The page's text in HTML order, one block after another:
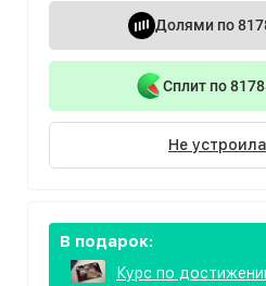
Долями по
Сплит по
Не
В подарок:
Курс по